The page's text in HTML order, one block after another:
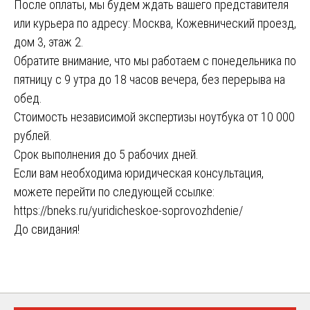
После оплаты, мы будем ждать вашего представителя
или курьера по адресу: Москва, Кожевнический проезд,
дом 3, этаж 2.
Обратите внимание, что мы работаем с понедельника по
пятницу с 9 утра до 18 часов вечера, без перерыва на
обед.
Стоимость независимой экспертизы ноутбука от 10 000
рублей.
Срок выполнения до 5 рабочих дней.
Если вам необходима юридическая консультация,
можете перейти по следующей ссылке:
https://bneks.ru/yuridicheskoe-soprovozhdenie/
До свидания!